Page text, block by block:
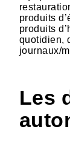
produits
produits
quotidien,
journaux/
Les